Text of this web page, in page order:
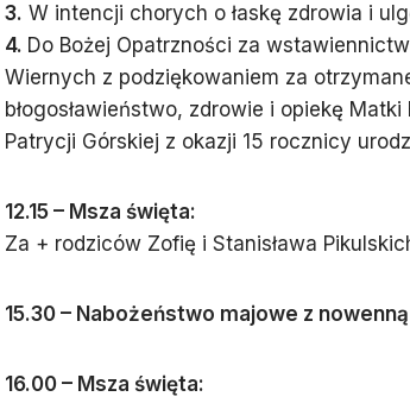
3. W intencji chorych o łaskę zdrowia i
4. Do Bożej Opatrzności za
Wiernych z podziękowaniem za
błogosławieństwo, zdrowie i opiekę Matki
Patrycji Górskiej z okazji 15 rocznicy
12.15 – Msza święta:
Za + rodziców Zofię i Stanisława
15.30 – Nabożeństwo majowe z
16.00 – Msza święta: